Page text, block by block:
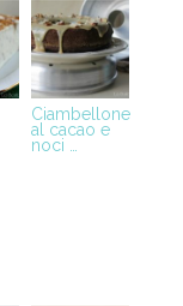
Ciambellone
al cacao e
noci …